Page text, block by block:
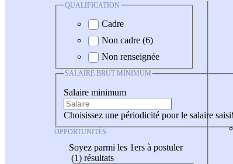
QUALIFICATION
Cadre
Non cadre (6)
Non renseignée
SALAIRE BRUT MINIMUM
Salaire minimum
Choisissez une périodicité pour le salaire saisi
OPPORTUNITÉS
Soyez parmi les 1ers à postuler
(1) résultats